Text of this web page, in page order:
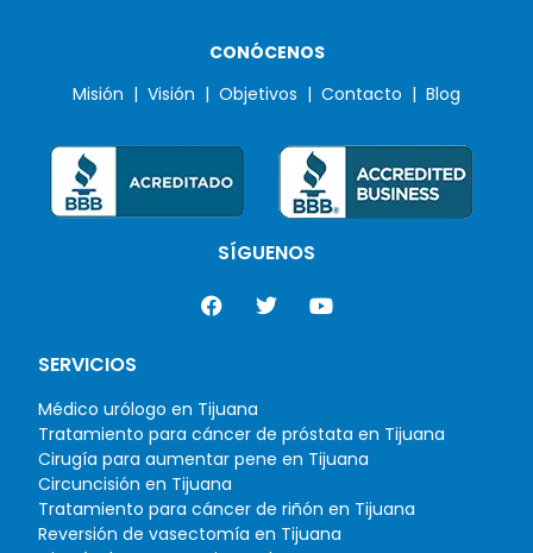
CONÓCENOS
Misión | Visión | Objetivos | Contacto | Blog
SÍGUENOS
SERVICIOS
Médico urólogo en Tijuana
Tratamiento para cáncer de próstata en Tijuana
Cirugía para aumentar pene en Tijuana
Circuncisión en Tijuana
Tratamiento para cáncer de riñón en Tijuana
Reversión de vasectomía en Tijuana